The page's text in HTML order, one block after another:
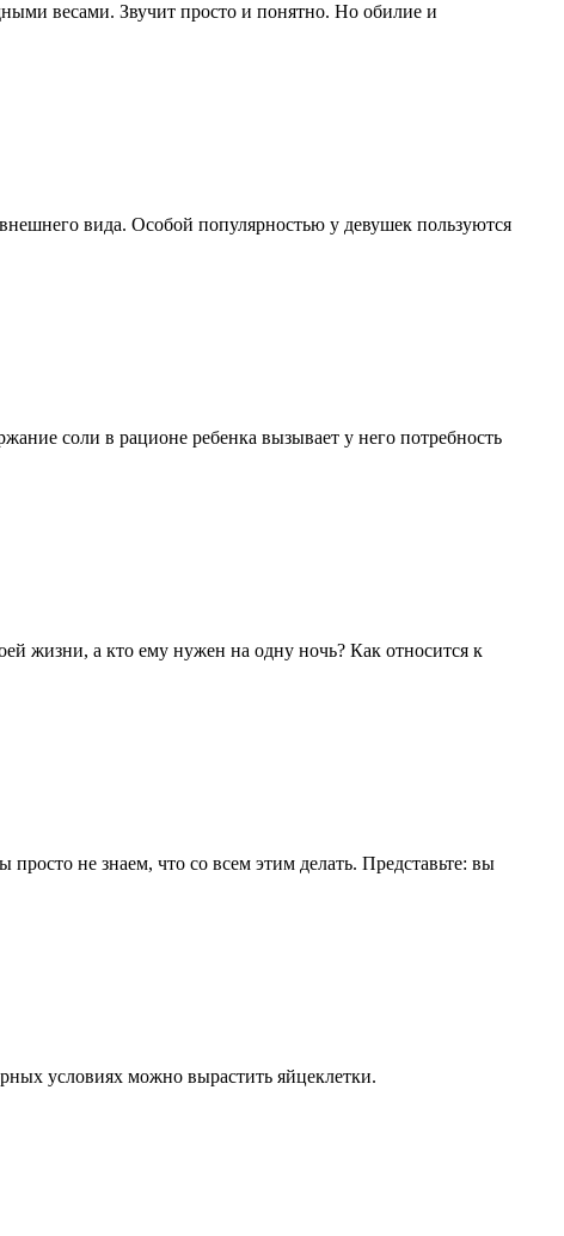
весами. Звучит просто и понятно. Но обилие и
вида. Особой популярностью у девушек пользуются
соли в рационе ребенка вызывает у него потребность
жизни, а кто ему нужен на одну ночь? Как относится к
не знаем, что со всем этим делать. Представьте: вы
условиях можно вырастить яйцеклетки.